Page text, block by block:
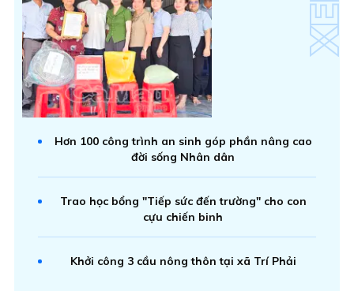
Hơn 100 công trình an sinh góp phần nâng cao
đời sống Nhân dân
Trao học bổng "Tiếp sức đến trường" cho con
cựu chiến binh
Khởi công 3 cầu nông thôn tại xã Trí Phải